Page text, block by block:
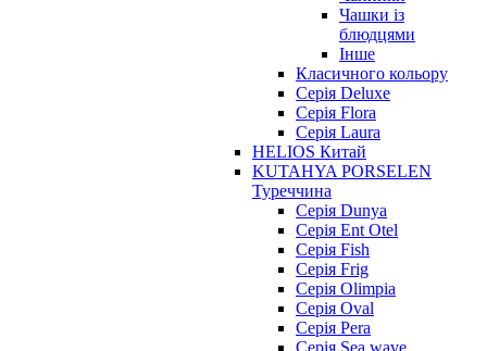
Чашки із
блюдцями
Інше
Класичного кольору
Серія Deluxe
Серія Flora
Серія Laura
HELIOS Китай
KUTAHYA PORSELEN
Туреччина
Серія Dunya
Серія Ent Otel
Серія Fish
Серія Frig
Серія Olimpia
Серія Oval
Серія Pera
Серія Sea wave